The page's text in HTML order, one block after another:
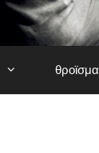
θροϊσμα